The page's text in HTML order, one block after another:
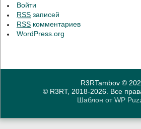
Войти
RSS записей
RSS комментариев
WordPress.org
R3RTambov©
© R3RT, 2018-2026. Все
Шаблон отWP